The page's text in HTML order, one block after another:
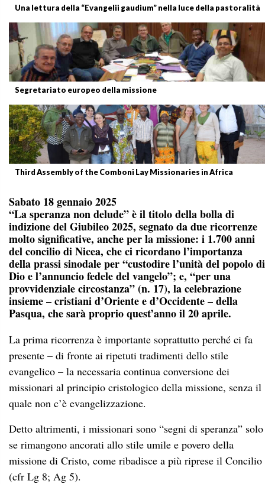
Una lettura della “Evangelii gaudium” nella luce della pastoralità
Segretariato europeo della missione
Third Assembly of the Comboni Lay Missionaries in Africa
Sabato 18 gennaio 2025
“La speranza non delude” è il titolo della bolla di
indizione del Giubileo 2025, segnato da due ricorrenze
molto significative, anche per la missione: i 1.700 anni
del concilio di Nicea, che ci ricordano l’importanza
della prassi sinodale per “custodire l’unità del popolo di
Dio e l’annuncio fedele del vangelo”; e, “per una
provvidenziale circostanza” (n. 17), la celebrazione
insieme – cristiani d’Oriente e d’Occidente – della
Pasqua, che sarà proprio quest’anno il 20 aprile.
La prima ricorrenza è importante soprattutto perché ci fa
presente – di fronte ai ripetuti tradimenti dello stile
evangelico – la necessaria continua conversione dei
missionari al principio cristologico della missione, senza il
quale non c’è evangelizzazione.
Detto altrimenti, i missionari sono “segni di speranza” solo
se rimangono ancorati allo stile umile e povero della
missione di Cristo, come ribadisce a più riprese il Concilio
(cfr Lg 8; Ag 5).